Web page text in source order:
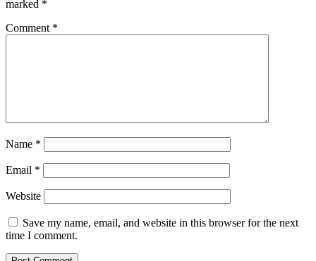
marked *
Comment *
Name *
Email *
Website
Save my name, email, and website in this browser for the next
time I comment.